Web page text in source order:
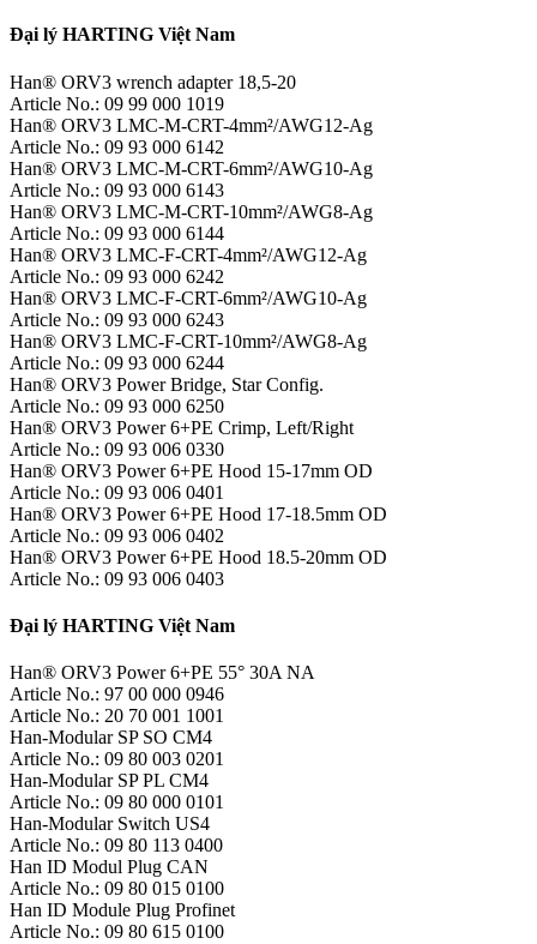
Đại lý HARTING Việt Nam
Han® ORV3 wrench adapter 18,5-20
Article No.: 09 99 000 1019
Han® ORV3 LMC-M-CRT-4mm²/AWG12-Ag
Article No.: 09 93 000 6142
Han® ORV3 LMC-M-CRT-6mm²/AWG10-Ag
Article No.: 09 93 000 6143
Han® ORV3 LMC-M-CRT-10mm²/AWG8-Ag
Article No.: 09 93 000 6144
Han® ORV3 LMC-F-CRT-4mm²/AWG12-Ag
Article No.: 09 93 000 6242
Han® ORV3 LMC-F-CRT-6mm²/AWG10-Ag
Article No.: 09 93 000 6243
Han® ORV3 LMC-F-CRT-10mm²/AWG8-Ag
Article No.: 09 93 000 6244
Han® ORV3 Power Bridge, Star Config.
Article No.: 09 93 000 6250
Han® ORV3 Power 6+PE Crimp, Left/Right
Article No.: 09 93 006 0330
Han® ORV3 Power 6+PE Hood 15-17mm OD
Article No.: 09 93 006 0401
Han® ORV3 Power 6+PE Hood 17-18.5mm OD
Article No.: 09 93 006 0402
Han® ORV3 Power 6+PE Hood 18.5-20mm OD
Article No.: 09 93 006 0403
Đại lý HARTING Việt Nam
Han® ORV3 Power 6+PE 55° 30A NA
Article No.: 97 00 000 0946
Article No.: 20 70 001 1001
Han-Modular SP SO CM4
Article No.: 09 80 003 0201
Han-Modular SP PL CM4
Article No.: 09 80 000 0101
Han-Modular Switch US4
Article No.: 09 80 113 0400
Han ID Modul Plug CAN
Article No.: 09 80 015 0100
Han ID Module Plug Profinet
Article No.: 09 80 615 0100